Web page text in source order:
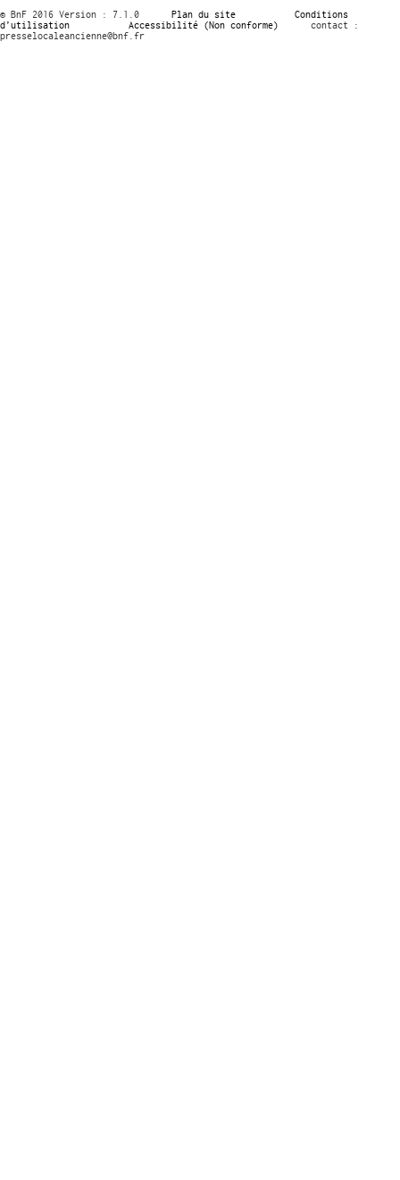
© BnF 2016 Version : 7.1.0 Plan du site
Conditions
d’utilisation
Accessibilité (Non conforme)
contact :
presselocaleancienne@bnf.fr